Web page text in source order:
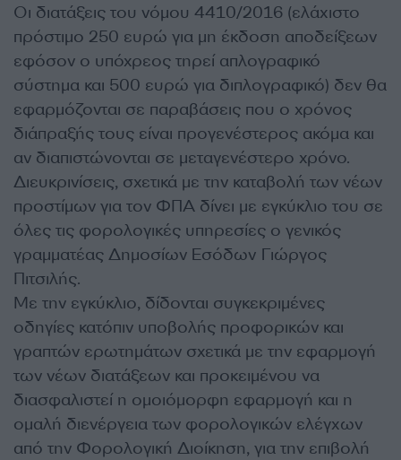
Οι διατάξεις του νόμου 4410/2016 (ελάχιστο
πρόστιμο 250 ευρώ για μη έκδοση αποδείξεων
εφόσον ο υπόχρεος τηρεί απλογραφικό
σύστημα και 500 ευρώ για διπλογραφικό) δεν θα
εφαρμόζονται σε παραβάσεις που ο χρόνος
διάπραξής τους είναι προγενέστερος ακόμα και
αν διαπιστώνονται σε μεταγενέστερο χρόνο.
Διευκρινίσεις, σχετικά με την καταβολή των νέων
προστίμων για τον ΦΠΑ δίνει με εγκύκλιο του σε
όλες τις φορολογικές υπηρεσίες ο γενικός
γραμματέας Δημοσίων Εσόδων Γιώργος
Πιτσιλής.
Με την εγκύκλιο, δίδονται συγκεκριμένες
οδηγίες κατόπιν υποβολής προφορικών και
γραπτών ερωτημάτων σχετικά με την εφαρμογή
των νέων διατάξεων και προκειμένου να
διασφαλιστεί η ομοιόμορφη εφαρμογή και η
ομαλή διενέργεια των φορολογικών ελέγχων
από την Φορολογική Διοίκηση, για την επιβολή